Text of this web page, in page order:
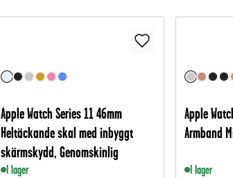
Apple Watch Series 11 46mm
Heltäckande skal med inbyggt
skärmskydd, Genomskinlig
I lager
Apple
Armband
I lager